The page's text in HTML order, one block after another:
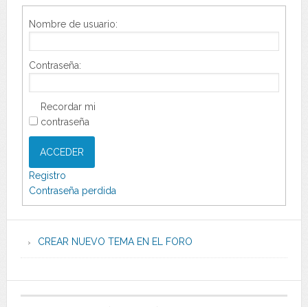
Nombre de usuario:
Contraseña:
Recordar mi
contraseña
ACCEDER
Registro
Contraseña perdida
CREAR NUEVO TEMA EN EL FORO